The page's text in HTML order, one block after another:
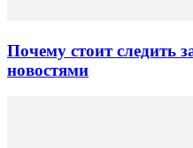
Почему стоит следить
новостями